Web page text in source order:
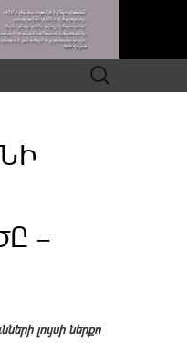
Որոնել՝
–
լույսի ներքո